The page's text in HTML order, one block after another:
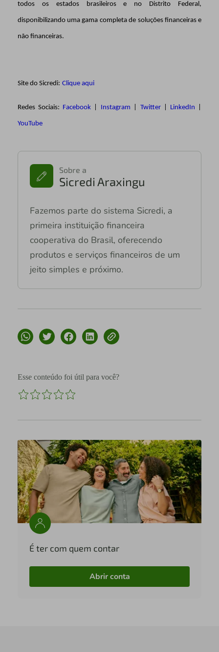
todos os estados brasileiros e no Distrito Federal,
disponibilizando uma gama completa de soluções financeiras e
não financeiras.
Site do Sicredi: Clique aqui
Redes Sociais: Facebook Instagram Twitter| LinkedIn
YouTube
Sobre a
Sicredi Araxingu
Fazemos parte do sistema Sicredi, a
primeira instituição financeira
cooperativa do Brasil, oferecendo
produtos e serviços financeiros de um
jeito simples e próximo.
Esse conteúdo foi útil para você?
É ter com quem contar
Abrir conta